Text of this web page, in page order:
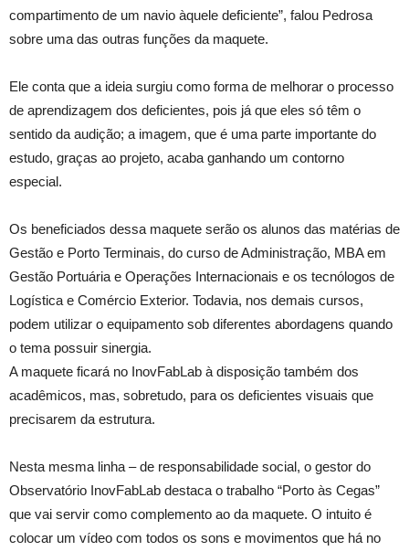
compartimento de um navio àquele deficiente”, falou Pedrosa
sobre uma das outras funções da maquete.
Ele conta que a ideia surgiu como forma de melhorar o processo
de aprendizagem dos deficientes, pois já que eles só têm o
sentido da audição; a imagem, que é uma parte importante do
estudo, graças ao projeto, acaba ganhando um contorno
especial.
Os beneficiados dessa maquete serão os alunos das matérias de
Gestão e Porto Terminais, do curso de Administração, MBA em
Gestão Portuária e Operações Internacionais e os tecnólogos de
Logística e Comércio Exterior. Todavia, nos demais cursos,
podem utilizar o equipamento sob diferentes abordagens quando
o tema possuir sinergia.
A maquete ficará no InovFabLab à disposição também dos
acadêmicos, mas, sobretudo, para os deficientes visuais que
precisarem da estrutura.
Nesta mesma linha – de responsabilidade social, o gestor do
Observatório InovFabLab destaca o trabalho “Porto às Cegas”
que vai servir como complemento ao da maquete. O intuito é
colocar um vídeo com todos os sons e movimentos que há no